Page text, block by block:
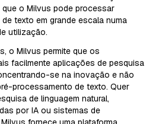
o Milvus pode processar
texto em grande escala numa
utilização.
o Milvus permite que os
facilmente aplicações de pesquisa
se na inovação e não
processamento de texto. Quer
de linguagem natural,
por IA ou sistemas de